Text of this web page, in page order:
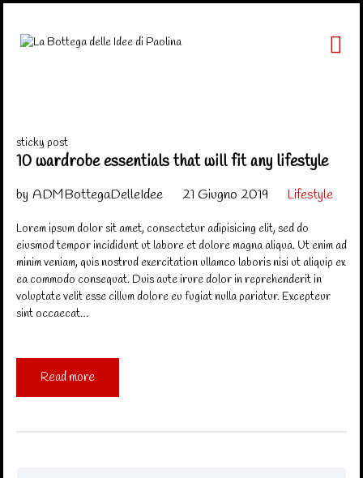
PRODOTTI
sticky post
10 wardrobe essentials that will fit any lifestyle
by ADMBottegaDelleIdee 21 Giugno 2019 Lifestyle
Lorem ipsum dolor sit amet, consectetur adipisicing elit, sed do
eiusmod tempor incididunt ut labore et dolore magna aliqua. Ut enim ad
minim veniam, quis nostrud exercitation ullamco laboris nisi ut aliquip ex
ea commodo consequat. Duis aute irure dolor in reprehenderit in
voluptate velit esse cillum dolore eu fugiat nulla pariatur. Excepteur
sint occaecat…
Read more